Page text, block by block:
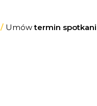
/Umówtermin